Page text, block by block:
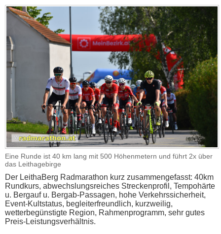
Eine Runde ist 40 km lang mit 500 Höhenmetern und führt 2x über
das Leithagebirge
Der LeithaBerg Radmarathon kurz zusammengefasst: 40km
Rundkurs, abwechslungsreiches Streckenprofil, Tempohärte
u. Bergauf u. Bergab-Passagen, hohe Verkehrssicherheit,
Event-Kultstatus, begleiterfreundlich, kurzweilig,
wetterbegünstigte Region, Rahmenprogramm, sehr gutes
Preis-Leistungsverhältnis.